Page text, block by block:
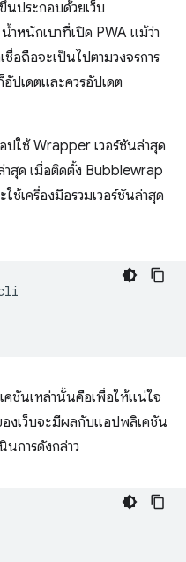
ประกอบด้วยเว็บ
หนักเบาที่เปิด PWA แม้ว่า
อถือจะเป็นไปตามวงจรการ
ปเดตและควรอัปเดต
ใช้ Wrapper เวอร์ชันล่าสุด
สุด เมื่อติดตั้ง Bubblewrap
ใช้เครื่องมือรวมเวอร์ชันล่าสุด
cli
ชันเหล่านั้นคือเพื่อให้แน่ใจ
งเว็บจะมีผลกับแอปพลิเคชัน
นการดังกล่าว